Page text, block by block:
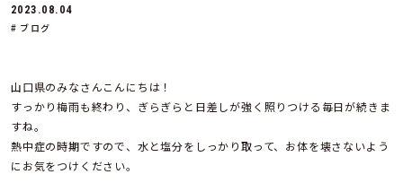
2023.08.04
# ブログ
山口県のみなさんこんにちは！
すっかり梅雨も終わり、ぎらぎらと日差しが強く照りつける毎日が続きま
すね。
熱中症の時期ですので、水と塩分をしっかり取って、お体を壊さないよう
にお気をつけください。